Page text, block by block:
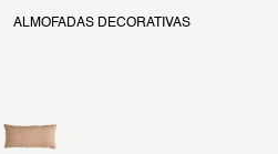
ALMOFADAS DECORATIVAS